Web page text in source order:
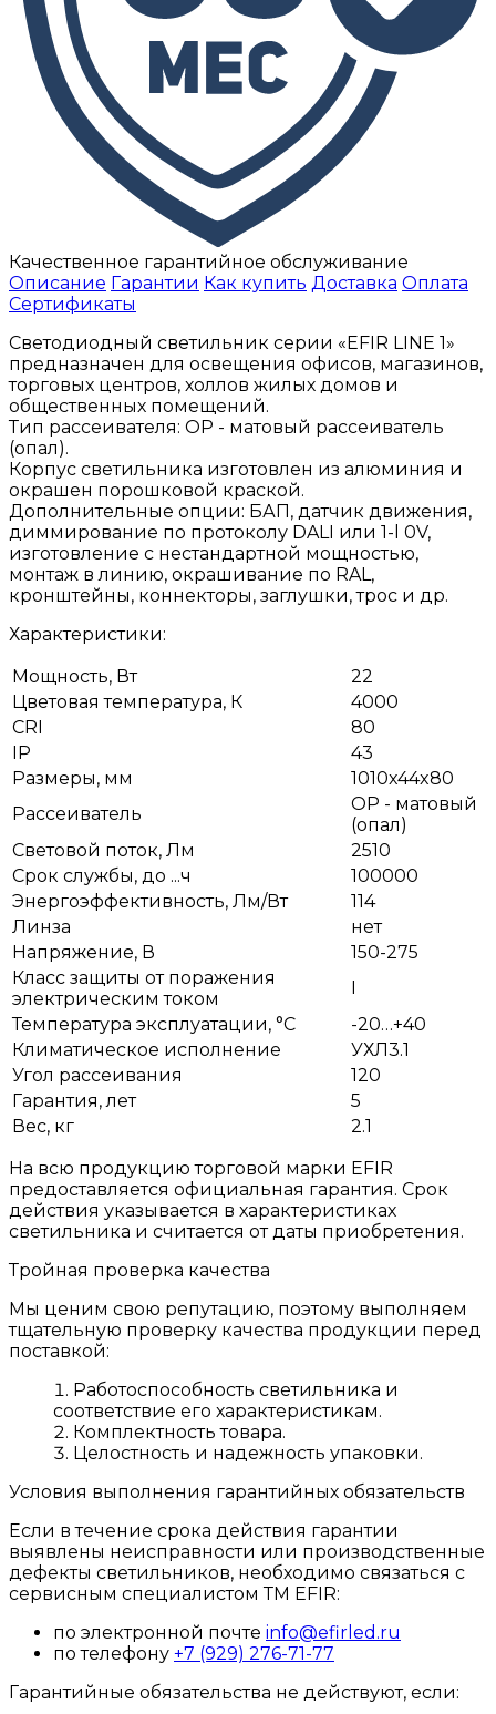
Качественное гарантийное обслуживание
Описание Гарантии Как купить Доставка Оплата
Сертификаты
Светодиодный светильник серии «EFIR LINE 1»
предназначен для освещения офисов, магазинов,
торговых центров, холлов жилых домов и
общественных помещений.
Тип рассеивателя: ОР - матовый рассеиватель
(опал).
Корпус светильника изготовлен из алюминия и
окрашен порошковой краской.
Дополнительные опции: БАП, датчик движения,
диммирование по протоколу DALI или 1-l 0V,
изготовление с нестандартной мощностью,
монтаж в линию, окрашивание по RAL,
кронштейны, коннекторы, заглушки, трос и др.
Характеристики:
Мощность, Вт
22
Цветовая температура, К
4000
CRI
80
IP
43
Размеры, мм
1010x44x80
Рассеиватель
OP - матовый
(опал)
Световой поток, Лм
2510
Срок службы, до ...ч
100000
Энергоэффективность, Лм/Вт
114
Линза
нет
Напряжение, В
150-275
Класс защиты от поражения
электрическим током
I
Температура эксплуатации, °С
-20…+40
Климатическое исполнение
УХЛ3.1
Угол рассеивания
120
Гарантия, лет
5
Вес, кг
2.1
На всю продукцию торговой марки EFIR
предоставляется официальная гарантия. Срок
действия указывается в характеристиках
светильника и считается от даты приобретения.
Тройная проверка качества
Мы ценим свою репутацию, поэтому выполняем
тщательную проверку качества продукции перед
поставкой:
Работоспособность светильника и
соответствие его характеристикам.
Комплектность товара.
Целостность и надежность упаковки.
Условия выполнения гарантийных обязательств
Если в течение срока действия гарантии
выявлены неисправности или производственные
дефекты светильников, необходимо связаться с
сервисным специалистом ТМ EFIR:
по электронной почте info@efirled.ru
по телефону +7 (929) 276-71-77
Гарантийные обязательства не действуют, если: